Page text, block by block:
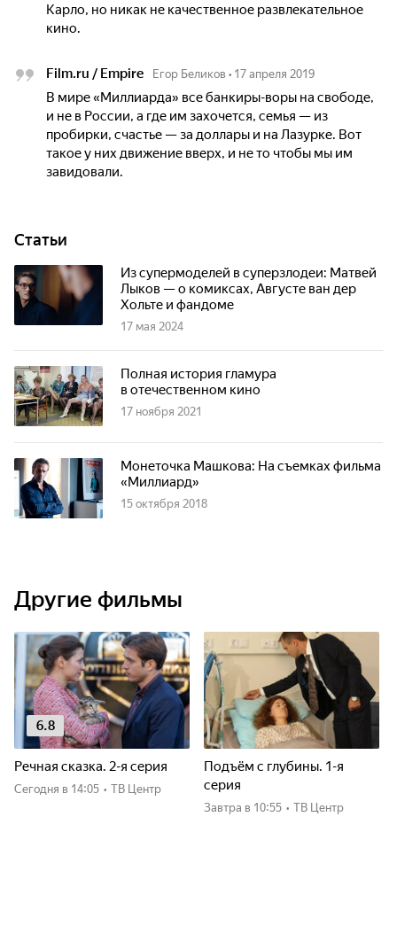
Карло, но никак не качественное развлекательное
кино.
Film.ru / Empire Егор Беликов • 17 апреля 2019
В мире «Миллиарда» все банкиры-воры на свободе,
и не в России, а где им захочется, семья — из
пробирки, счастье — за доллары и на Лазурке. Вот
такое у них движение вверх, и не то чтобы мы им
завидовали.
Статьи
Из супермоделей в суперзлодеи: Матвей
Лыков — о комиксах, Августе ван дер
Хольте и фандоме
17 мая 2024
Полная история гламура
в отечественном кино
17 ноября 2021
Монеточка Машкова: На съемках фильма
«Миллиард»
15 октября 2018
Другие фильмы
6.8
Речная сказка. 2-я серия
Сегодня в 14:05 • ТВ Центр
Подъём с глубины. 1-я
серия
Завтра в 10:55 • ТВ Центр